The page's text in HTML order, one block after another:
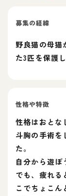
募集の経緯
野良猫の母猫
た3匹を保護
性格や特徴
性格はおとな
斗胸の手術を
た。
自分から遊
でも、疲れる
こでちょこん